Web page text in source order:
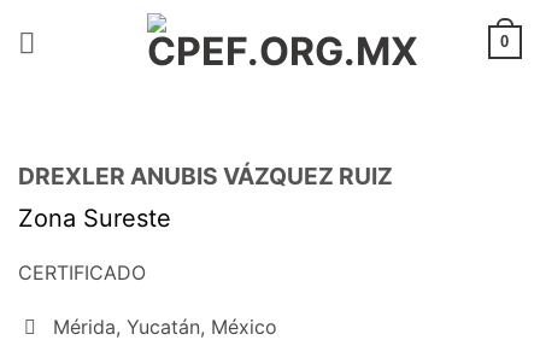
0
DREXLER ANUBIS VÁZQUEZ RUIZ
Zona Sureste
CERTIFICADO
Mérida, Yucatán, México